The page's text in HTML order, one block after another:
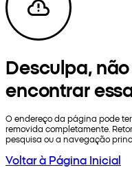
Desculpa,
encontrar
O endereço da página pode
removida completamente.
pesquisa ou a navegação
Voltar à Página Inicial